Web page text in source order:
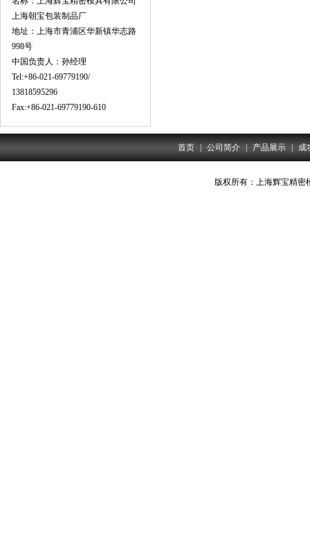
上海朝宝包装制品厂
地址：上海市青浦区华新镇华志路
998号
中国负责人：孙经理
Tel:+86-021-69779190/
13818595296
Fax:+86-021-69779190-610
首页 公司简介 产品展示 成
版权所有：上海辉宝精密